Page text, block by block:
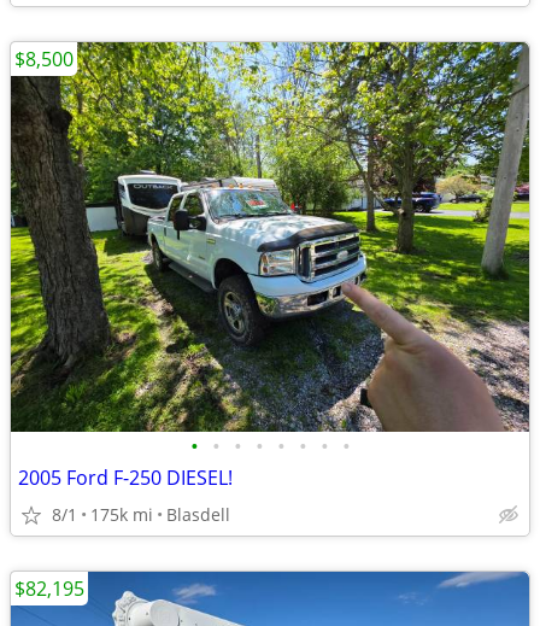
• • • • • • • •
2005 Ford F-250 DIESEL!
8/1 175k mi Blasdell
$8,500
$82,195